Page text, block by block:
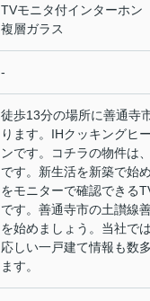
TVモニタ付インターホン
複層ガラス
-
徒歩13分の場所に善通寺
ります。IHクッキングヒ
ンです。コチラの物件は
です。新生活を新築で始
をモニターで確認できる
です。善通寺市の土讃線
を始めましょう。当社で
応しい一戸建て情報も数
ます。